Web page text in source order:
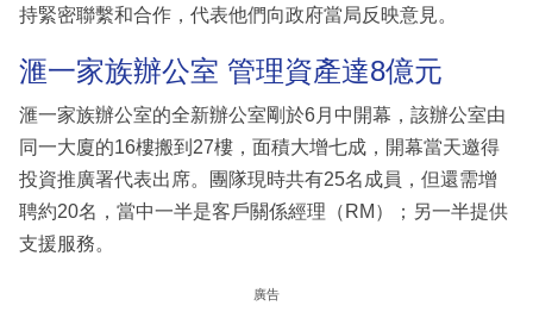
持緊密聯繫和合作，代表他們向政府當局反映意見。
滙一家族辦公室 管理資產達8億元
滙一家族辦公室的全新辦公室剛於6月中開幕，該辦公室由
同一大廈的16樓搬到27樓，面積大增七成，開幕當天邀得
投資推廣署代表出席。團隊現時共有25名成員，但還需增
聘約20名，當中一半是客戶關係經理（RM）；另一半提供
支援服務。
廣告